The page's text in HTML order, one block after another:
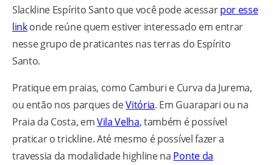
Slackline Espírito Santo que você pode acessarpor esse
linkonde reúne quem estiver interessado em entrar
nesse grupo de praticantes nas terras do Espírito
Santo.
Pratique em praias, como Camburi e Curva da Jurema,
ou então nos parques deVitória. Em Guarapari ou na
Praia da Costa, emVila Velha, também é possível
praticar o trickline. Até mesmo é possível fazer a
travessia da modalidade highline na Ponte da